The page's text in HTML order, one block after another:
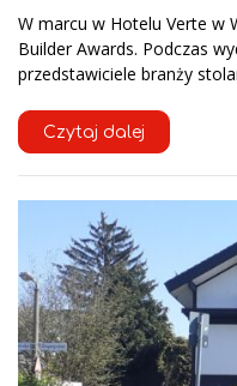
W marcu w Hotelu Verte w
Builder Awards. Podczas
przedstawiciele branży
Czytaj dalej